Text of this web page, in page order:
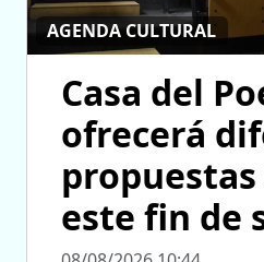
AGENDA CULTURAL
Casa del
ofrecerá
este fin de